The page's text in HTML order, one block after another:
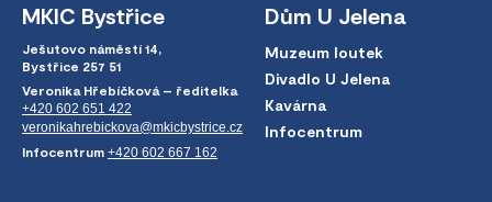
MKIC Bystřice
Ješutovo náměstí 14,
Bystřice 257 51
Veronika Hřebíčková – ředitelka
+420 602 651 422
veronikahrebickova@mkicbystrice.cz
Infocentrum +420 602 667 162
Dům U Jelena
Muzeum loutek
Divadlo U Jelena
Kavárna
Infocentrum